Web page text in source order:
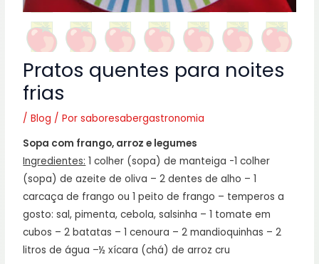
Pratos quentes para noites
frias
/Blog / Porsaboresabergastronomia
Sopa com frango, arroz e legumes
Ingredientes: 1 colher (sopa) de manteiga -1 colher
(sopa) de azeite de oliva – 2 dentes de alho – 1
carcaça de frango ou 1 peito de frango – temperos a
gosto: sal, pimenta, cebola, salsinha – 1 tomate em
cubos – 2 batatas – 1 cenoura – 2 mandioquinhas – 2
litros de água –½ xícara (chá) de arroz cru